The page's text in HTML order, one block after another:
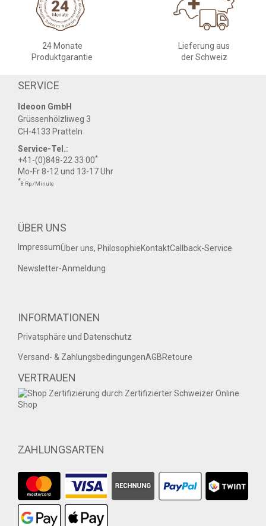
24 Monate
Produktgarantie
Lieferung aus
der Schweiz
SERVICE
Ideoon GmbH
Grüssenhölzliweg 3
CH-4133 Pratteln
Service-Tel.:
+41-(0)848-22 33 00*
Mo-Fr 8-12 und 13-17 Uhr
*8 Rp./Minute
ÜBER UNS
ImpressumÜber uns, PhilosophieKontaktCallback-Service
Newsletter-Anmeldung
INFORMATIONEN
Privatsphäre und Datenschutz
Versand- & ZahlungsbedingungenAGBRetoure
VERTRAUEN
ZAHLUNGSARTEN